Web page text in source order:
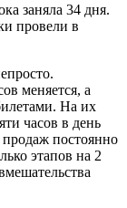
заняла 34 дня.
провели в
меняется, а
На их
часов в день
постоянно
этапов на 2